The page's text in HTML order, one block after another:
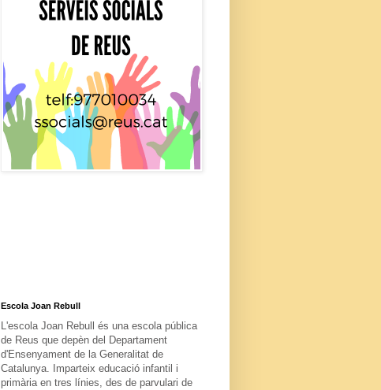
Escola Joan Rebull
L'escola Joan Rebull és una escola pública
de Reus que depèn del Departament
d'Ensenyament de la Generalitat de
Catalunya. Imparteix educació infantil i
primària en tres línies, des de parvulari de